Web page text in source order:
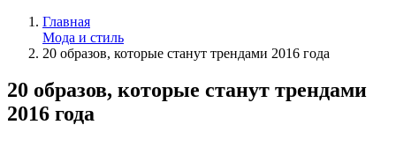
Главная
Мода и стиль
20 образов, которые станут трендами 2016 года
20 образов, которые станут трендами
2016 года